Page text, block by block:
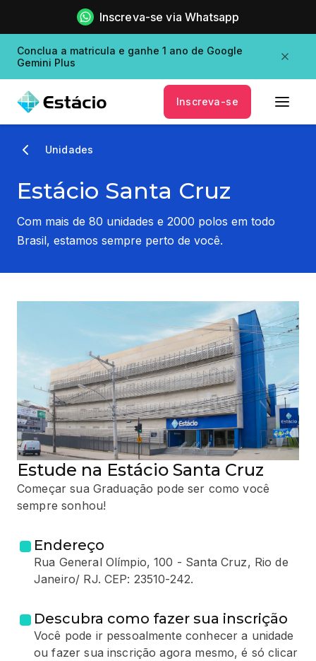
Inscreva-se via Whatsapp
Conclua a matricula e ganhe 1 ano de Google
Gemini Plus
Inscreva-se
Unidades
Estácio Santa Cruz
Com mais de 80 unidades e 2000 polos em todo
Brasil, estamos sempre perto de você.
Estude na Estácio Santa Cruz
Começar sua Graduação pode ser como você
sempre sonhou!
Endereço
Rua General Olímpio, 100 - Santa Cruz, Rio de
Janeiro/ RJ. CEP: 23510-242.
Descubra como fazer sua inscrição
Você pode ir pessoalmente conhecer a unidade
ou fazer sua inscrição agora mesmo, é só clicar